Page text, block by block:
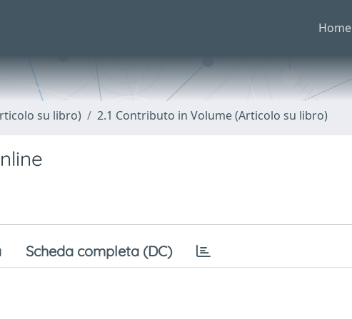
Home
su libro) 2.1 Contributo in Volume (Articolo su libro)
Scheda completa (DC)